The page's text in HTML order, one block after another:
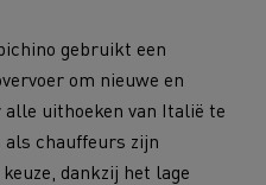
gebruikt een
om nieuwe en
alle uithoeken van Italië te
als chauffeurs zijn
dankzij het lage